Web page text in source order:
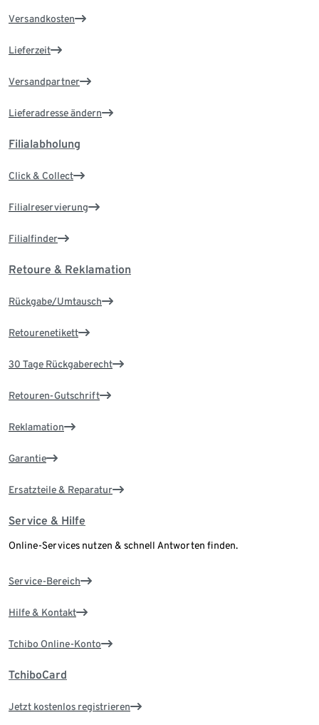
Versandkosten
Lieferzeit
Versandpartner
Lieferadresse ändern
Filialabholung
Click & Collect
Filialreservierung
Filialfinder
Retoure & Reklamation
Rückgabe/Umtausch
Retourenetikett
30 Tage Rückgaberecht
Retouren-Gutschrift
Reklamation
Garantie
Ersatzteile & Reparatur
Service & Hilfe
Online-Services nutzen & schnell Antworten finden.
Service-Bereich
Hilfe & Kontakt
Tchibo Online-Konto
TchiboCard
Jetzt kostenlos registrieren